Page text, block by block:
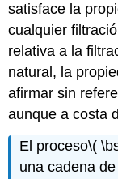
satisface la
cualquier
relativa a la
natural, la
afirmar sin
aunque a costa
El proceso\(
una cadena